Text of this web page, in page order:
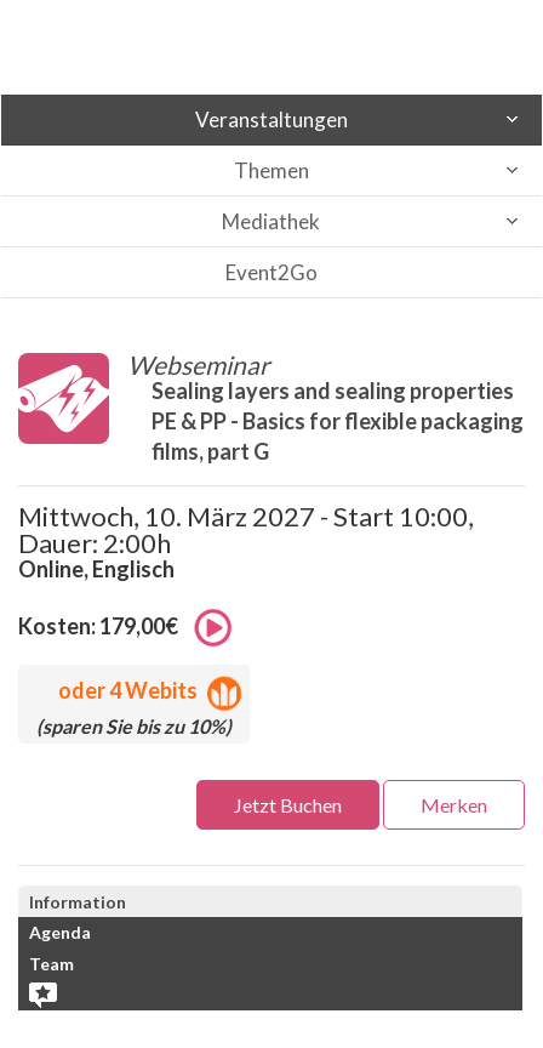
Veranstaltungen
Themen
Mediathek
Event2Go
Webseminar
Sealing layers and sealing properties
PE & PP - Basics for flexible packaging
films, part G
Mittwoch, 10. März 2027 - Start 10:00,
Dauer: 2:00h
Online, Englisch
Kosten: 179,00€
oder4 Webits
(sparen Sie bis zu 10%)
Jetzt Buchen Merken
Information
Agenda
Team